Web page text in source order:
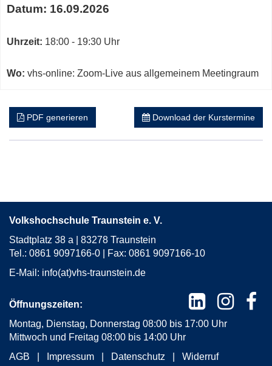
von
Online-
auf
Co.
in
neuem
zum
Kurs
Datum: 16.09.2026
Uhrzeit: 18:00 - 19:30 Uhr
Wo: vhs-online: Zoom-Live aus allgemeinem Meetingraum
PDF generieren Download der Kurstermine
Volkshochschule Traunstein e. V.
Stadtplatz 38 a | 83278 Traunstein
Tel.: 0861 9097166-0 | Fax: 0861 9097166-10
E-Mail: info(at)vhs-traunstein.de
Öffnungszeiten:
Montag, Dienstag, Donnerstag 08:00 bis 17:00 Uhr
Mittwoch und Freitag 08:00 bis 14:00 Uhr
AGB
Impressum Datenschutz Widerruf